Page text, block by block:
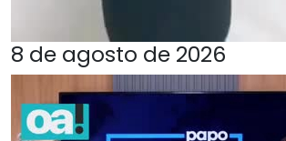
8 de agosto de 2026